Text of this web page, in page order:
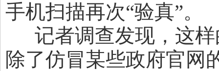
手机扫描再次“验真”。
记者调查发现，这样
除了仿冒某些政府官网